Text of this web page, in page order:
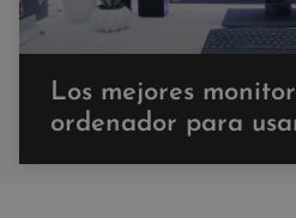
Los mejores
ordenador para